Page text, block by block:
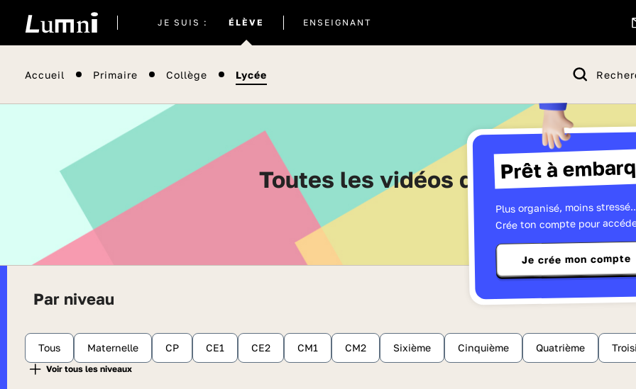
JE SUIS : ÉLÈVE
actuel
ENSEIGNANT
Accueil Primaire Collège Lycée
Prêt à
Plus organisé, moins
Crée ton compte pour
Je crée mon compte
Toutes les vidéos de Seconde -
Par niveau
Tous Maternelle CP CE1 CE2 CM1 CM2 Sixième Cinquième Quatrième